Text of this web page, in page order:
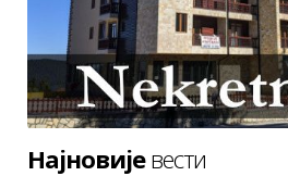
Најновијевести